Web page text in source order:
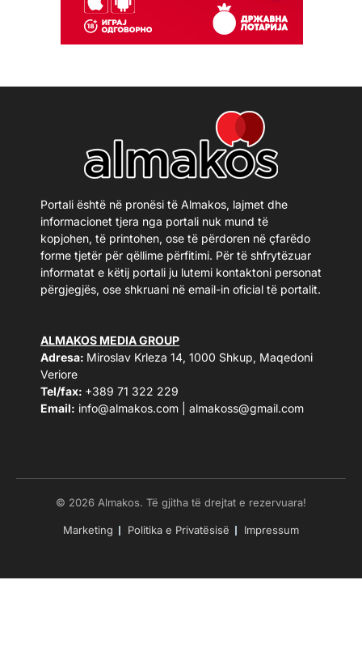
Portali është në pronësi të Almakos, lajmet dhe
informacionet tjera nga portali nuk mund të
kopjohen, të printohen, ose të përdoren në çfarëdo
forme tjetër për qëllime përfitimi. Për të shfrytëzuar
informatat e këtij portali ju lutemi kontaktoni personat
përgjegjës, ose shkruani në email-in oficial të portalit.
ALMAKOS MEDIA GROUP
Adresa: Miroslav Krleza 14, 1000 Shkup, Maqedoni
Veriore
Tel/fax: +389 71 322 229
Email: info@almakos.com almakoss@gmail.com
© 2026 Almakos. Të gjitha të drejtat e rezervuara!
Marketing Politika e Privatësisë Impressum